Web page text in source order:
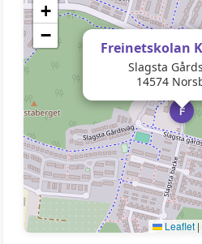
F
Freinetskolan
Slagsta
14574
+
−
Leaflet |